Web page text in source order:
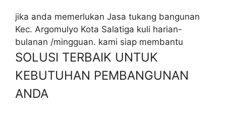
jika anda memerlukan Jasa tukang bangunan
Kec. Argomulyo Kota Salatiga kuli harian-
bulanan /mingguan. kami siap membantu
SOLUSI TERBAIK UNTUK
KEBUTUHAN PEMBANGUNAN
ANDA